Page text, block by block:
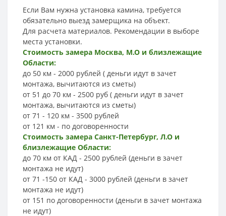
Если Вам нужна установка камина, требуется
обязательно выезд замерщика на объект.
Для расчета материалов. Рекомендации в выборе
места установки.
Стоимость замера Москва, М.О и близлежащие
Области:
до 50 км - 2000 рублей ( деньги идут в зачет
монтажа, вычитаются из сметы)
от 51 до 70 км - 2500 руб ( деньги идут в зачет
монтажа, вычитаются из сметы)
от 71 - 120 км - 3500 рублей
от 121 км - по договоренности
Стоимость замера Санкт-Петербург, Л.О и
близлежащие Области:
до 70 км от КАД - 2500 рублей (деньги в зачет
монтажа не идут)
от 71 -150 от КАД - 3000 рублей (деньги в зачет
монтажа не идут)
от 151 по договоренности (деньги в зачет монтажа
не идут)